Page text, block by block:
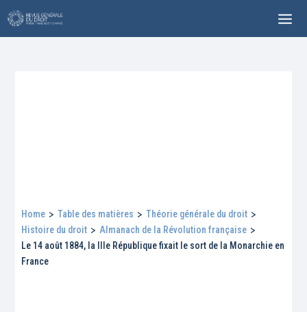
Home > Table des matières > Théorie générale du droit >
Histoire du droit > Almanach de la Révolution française >
Le 14 août 1884, la IIIe République fixait le sort de la Monarchie en
France